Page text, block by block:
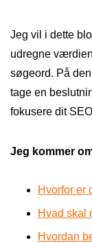
Jeg vil i dette
udregne
søgeord. På
tage en
fokusere dit
Jeg kommer
Hvorfor er
Hvad skal
Hvordan